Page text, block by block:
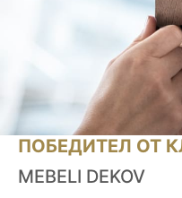
ПОБЕДИТЕЛ ОТ
MEBELI DEKOV